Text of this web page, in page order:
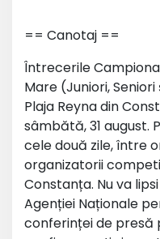
== Canotaj ==
Întrecerile
Mare (Juniori,
Plaja Reyna din
sâmbătă, 31 august.
cele două zile, între
organizatorii
Constanța. Nu va
Agenției Naționale
conferinței de